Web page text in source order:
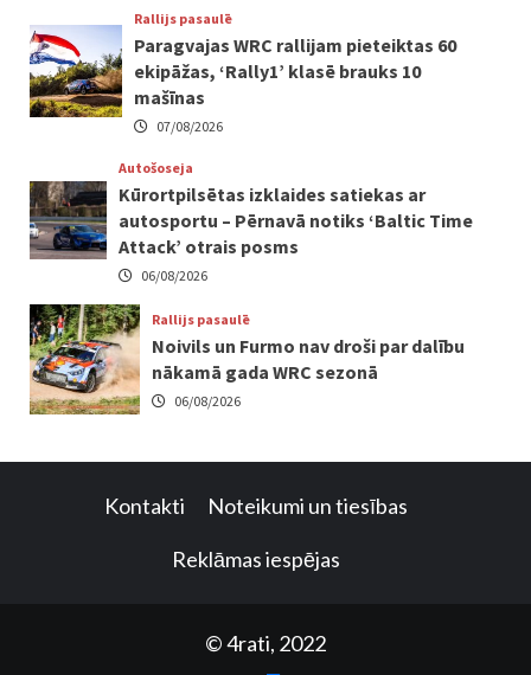
Rallijs pasaulē
Paragvajas WRC rallijam pieteiktas 60
ekipāžas, ‘Rally1’ klasē brauks 10
mašīnas
07/08/2026
Autošoseja
Kūrortpilsētas izklaides satiekas ar
autosportu – Pērnavā notiks ‘Baltic Time
Attack’ otrais posms
06/08/2026
Rallijs pasaulē
Noivils un Furmo nav droši par dalību
nākamā gada WRC sezonā
06/08/2026
Kontakti Noteikumi un tiesības
Reklāmas iespējas
© 4rati, 2022